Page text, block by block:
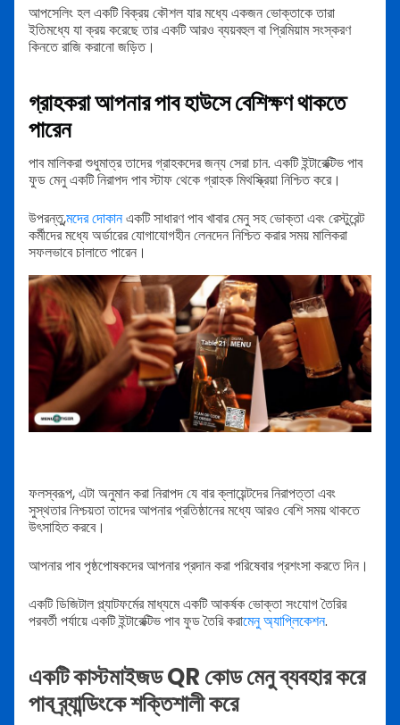
আপসেলিং হল একটি বিক্রয় কৌশল যার মধ্যে একজন ভোক্তাকে তারা
ইতিমধ্যে যা ক্রয় করেছে তার একটি আরও ব্যয়বহুল বা প্রিমিয়াম সংস্করণ
কিনতে রাজি করানো জড়িত।
গ্রাহকরা আপনার পাব হাউসে বেশিক্ষণ থাকতে
পারেন
পাব মালিকরা শুধুমাত্র তাদের গ্রাহকদের জন্য সেরা চান. একটি ইন্টারেক্টিভ পাব
ফুড মেনু একটি নিরাপদ পাব স্টাফ থেকে গ্রাহক মিথস্ক্রিয়া নিশ্চিত করে।
উপরন্তু,মদের দোকানএকটি সাধারণ পাব খাবার মেনু সহ ভোক্তা এবং রেস্টুরেন্ট
কর্মীদের মধ্যে অর্ডারের যোগাযোগহীন লেনদেন নিশ্চিত করার সময় মালিকরা
সফলভাবে চালাতে পারেন।
ফলস্বরূপ, এটা অনুমান করা নিরাপদ যে বার ক্লায়েন্টদের নিরাপত্তা এবং
সুস্থতার নিশ্চয়তা তাদের আপনার প্রতিষ্ঠানের মধ্যে আরও বেশি সময় থাকতে
উৎসাহিত করবে।
আপনার পাব পৃষ্ঠপোষকদের আপনার প্রদান করা পরিষেবার প্রশংসা করতে দিন।
একটি ডিজিটাল প্ল্যাটফর্মের মাধ্যমে একটি আকর্ষক ভোক্তা সংযোগ তৈরির
পরবর্তী পর্যায়ে একটি ইন্টারেক্টিভ পাব ফুড তৈরি করামেনু অ্যাপ্লিকেশন.
একটি কাস্টমাইজড QR কোড মেনু ব্যবহার করে
পাব ব্র্যান্ডিংকে শক্তিশালী করে